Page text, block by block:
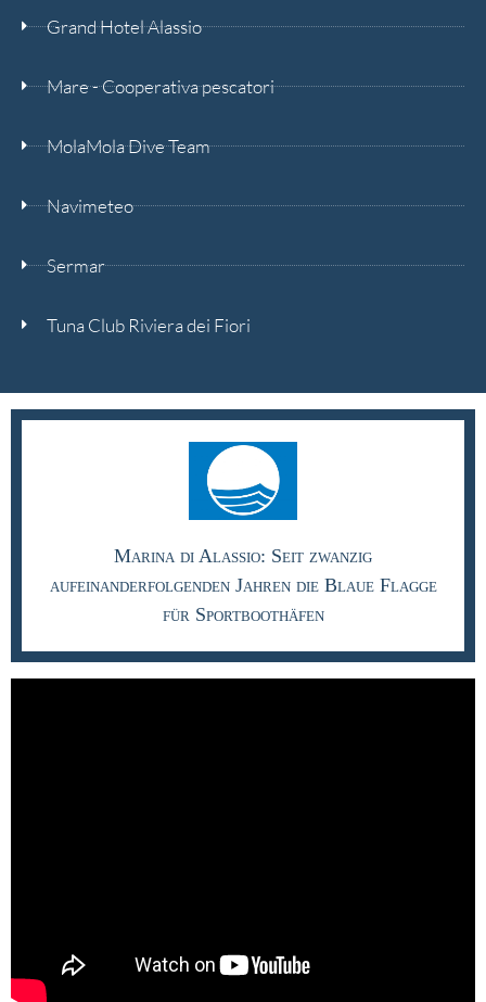
Grand Hotel Alassio
Mare - Cooperativa pescatori
MolaMola Dive Team
Navimeteo
Sermar
Tuna Club Riviera dei Fiori
Marina di Alassio: Seit zwanzig
aufeinanderfolgenden Jahren die Blaue Flagge
für Sportboothäfen